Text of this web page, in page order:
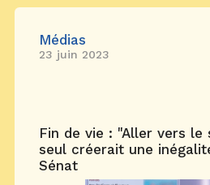
Médias
23 juin 2023
Fin de vie : "Aller vers le
seul créerait une
Sénat